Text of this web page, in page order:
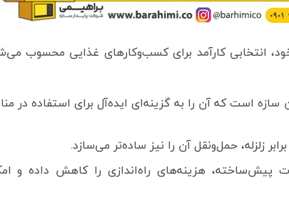
انتخابی کارآمد برای کسب‌وکارهای غذایی محسوب
سازه است که آن را به گزینه‌ای ایده‌آل برای استفاده در
زلزله، حمل‌ونقل آن را نیز ساده‌تر می‌سازد.
پیش‌ساخته، هزینه‌های راه‌اندازی را کاهش داده و